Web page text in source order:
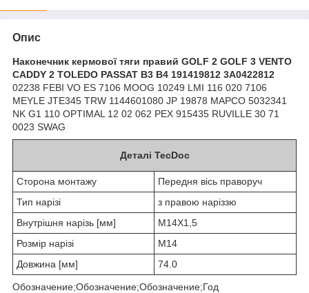
Опис
Наконечник кермової тяги правий GOLF 2 GOLF 3 VENTO
CADDY 2 TOLEDO PASSAT B3 B4 191419812 3A0422812
02238 FEBI VO ES 7106 MOOG 10249 LMI 116 020 7106
MEYLE JTE345 TRW 1144601080 JP 19878 MAPCO 5032341
NK G1 110 OPTIMAL 12 02 062 PEX 915435 RUVILLE 30 71
0023 SWAG
Деталі TecDoc
Сторона монтажу
Передня вісь праворуч
Тип нарізі
з правою наріззю
Внутрішня нарізь [мм]
M14X1,5
Розмір нарізі
M14
Довжина [мм]
74.0
Обозначение;Обозначение;Обозначение;Год